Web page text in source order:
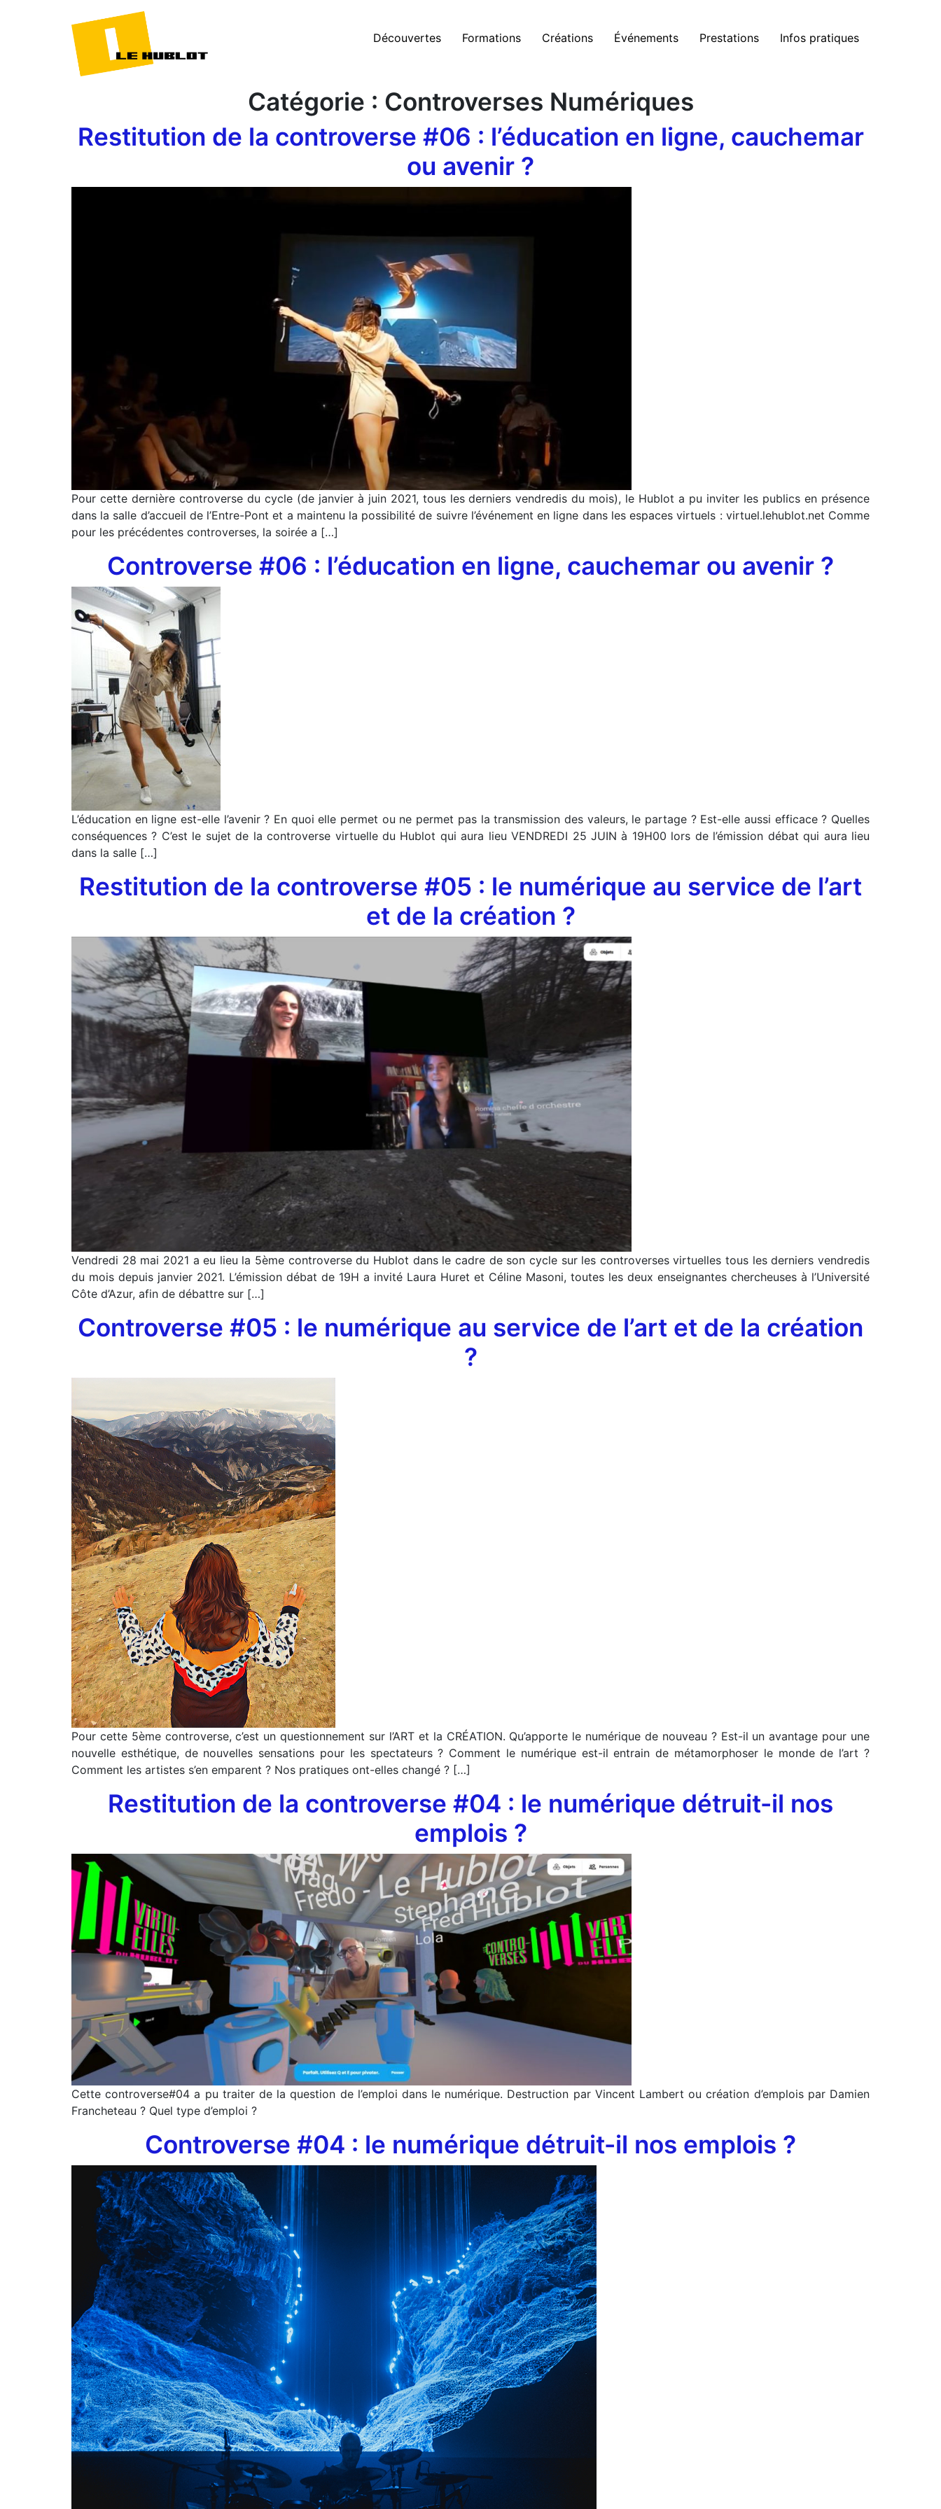
Découvertes Formations Créations Événements Prestations Infos pratiques
Catégorie : Controverses Numériques
Restitution de la controverse #06 : l’éducation en ligne, cauchemar
ou avenir ?
Pour cette dernière controverse du cycle (de janvier à juin 2021, tous les derniers vendredis du mois), le Hublot a pu inviter les publics en présence
dans la salle d’accueil de l’Entre-Pont et a maintenu la possibilité de suivre l’événement en ligne dans les espaces virtuels : virtuel.lehublot.net Comme
pour les précédentes controverses, la soirée a […]
Controverse #06 : l’éducation en ligne, cauchemar ou avenir ?
L’éducation en ligne est-elle l’avenir ? En quoi elle permet ou ne permet pas la transmission des valeurs, le partage ? Est-elle aussi efficace ? Quelles
conséquences ? C’est le sujet de la controverse virtuelle du Hublot qui aura lieu VENDREDI 25 JUIN à 19H00 lors de l’émission débat qui aura lieu
dans la salle […]
Restitution de la controverse #05 : le numérique au service de l’art
et de la création ?
Vendredi 28 mai 2021 a eu lieu la 5ème controverse du Hublot dans le cadre de son cycle sur les controverses virtuelles tous les derniers vendredis
du mois depuis janvier 2021. L’émission débat de 19H a invité Laura Huret et Céline Masoni, toutes les deux enseignantes chercheuses à l’Université
Côte d’Azur, afin de débattre sur […]
Controverse #05 : le numérique au service de l’art et de la création
?
Pour cette 5ème controverse, c’est un questionnement sur l’ART et la CRÉATION. Qu’apporte le numérique de nouveau ? Est-il un avantage pour une
nouvelle esthétique, de nouvelles sensations pour les spectateurs ? Comment le numérique est-il entrain de métamorphoser le monde de l’art ?
Comment les artistes s’en emparent ? Nos pratiques ont-elles changé ? […]
Restitution de la controverse #04 : le numérique détruit-il nos
emplois ?
Cette controverse#04 a pu traiter de la question de l’emploi dans le numérique. Destruction par Vincent Lambert ou création d’emplois par Damien
Francheteau ? Quel type d’emploi ?
Controverse #04 : le numérique détruit-il nos emplois ?